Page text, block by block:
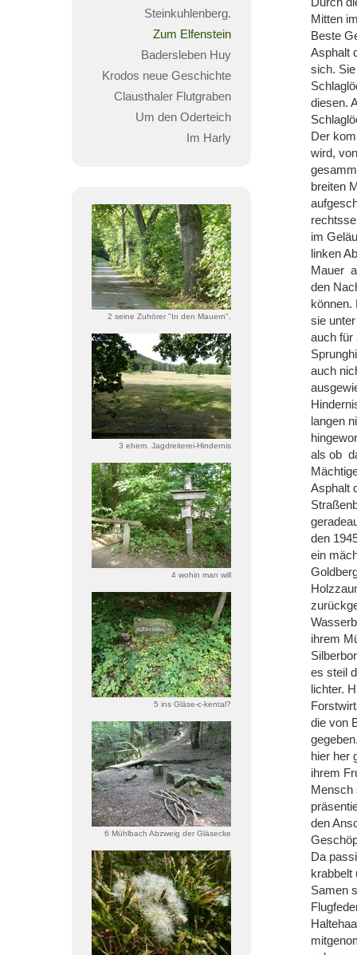
Steinkuhlenberg.
Zum Elfenstein
Badersleben Huy
Krodos neue Geschichte
Clausthaler Flutgraben
Um den Oderteich
Im Harly
2 seine Zuhörer "In den Mauern".
3 ehem. Jagdreiterei-Hindernis
4 wohin man will
5 ins Gläse-c-kental?
6 Mühlbach Abzweig der Gläsecke
Mitten
Beste
Asphalt
sich.
diesen.
Der
wird,
breiten
im
linken
Mauer
den
können.
sie
auch für
auch
langen
als ob
Asphalt
den
ein
ihrem
es steil
lichter.
die von
hier her
ihrem
Mensch
den
Da
krabbelt
Samen